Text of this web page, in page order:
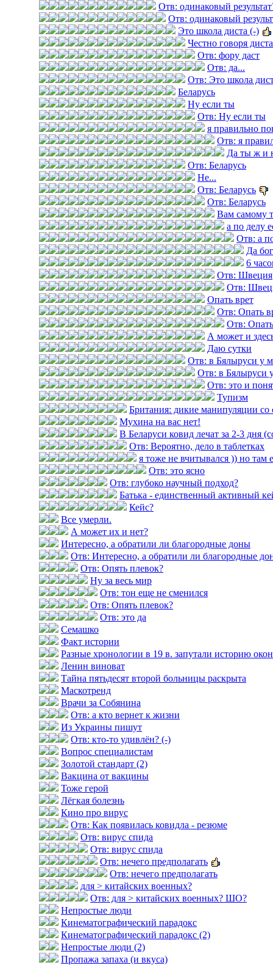
Отв: одинаковый
Отв: одинаковый
Это школа диста (-)
Честно говоря
Отв: фору даст
Отв: да...
Отв: Это школа
Беларусь
Ну если ты
Отв: Ну если ты
я правильно
Отв: я
Да ты ж и
Отв: Беларусь
Не...
Отв: Беларусь
Отв: Беларусь
Вам самому
а по делу
Отв: а
Да
6
Отв: Швеция
Отв:
Опать врет
Отв: Опать
Отв:
А может и
Даю сутки
Отв: в Бялыруси у
Отв: в Бялыруси
Отв: это и
Тупизм
Британия: дикие манипуляции со
Мухина на вас нет!
В Беларуси ковид лечат за 2-3 дня
Отв: Вероятно, дело в таблетках
я тоже не вчитывался )) но там
Отв: это ясно
Отв: глубоко научный подход?
Батька - единственный активный
Кейс?
Все умерли.
А может их и нет?
Интересно, а обратили ли благородные доны
Отв: Интересно, а обратили ли благородные
Отв: Опять плевок?
Ну за весь мир
Отв: тон еще не сменился
Отв: Опять плевок?
Отв: это да
Семашко
Факт истории
Разные хронологии в 19 в. запутали историю
Ленин виноват
Тайна пятьдесят второй больницы раскрыта
Маскотренд
Врачи за Собянина
Отв: а кто вернет к жизни
Из Украины пишут
Отв: кто-то удивлён? (-)
Вопрос специалистам
Золотой стандарт (2)
Вакцина от вакцины
Тоже герой
Лёгкая болезнь
Кино про вирус
Отв: Как появилась ковидла - резюме
Отв: вирус спида
Отв: вирус спида
Отв: нечего предполагать
Отв: нечего предполагать
для > китайских военных?
Отв: для > китайских военных? ШО?
Непростые люди
Кинематографический парадокс
Кинематографический парадокс (2)
Непростые люди (2)
Пропажа запаха (и вкуса)